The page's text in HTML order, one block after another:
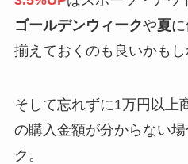
ゴールデンウィークや夏に
揃えておくのも良いかもし
そして忘れずに1万円以上
の購入金額が分からない
ク。